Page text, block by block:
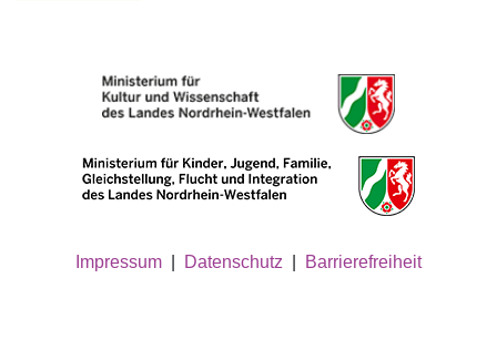
Impressum Datenschutz Barrierefreiheit